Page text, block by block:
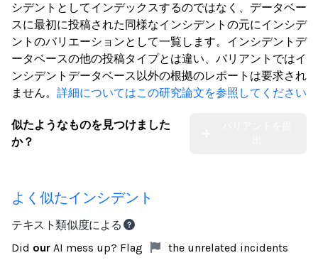
シデントとしてインデックスするのではなく、データベー
スに最初に投稿された同様なインシデントの元にインシデ
ントのバリエーションとして一覧します。インシデントデ
ータベースの他の投稿タイプとは違い、バリアントではイ
ンシデントデータベース以外の根拠のレポートは要求され
ません。 詳細についてはこの研究論文を参照してください
似たようなものを見つけました
か？
よく似たインシデント
テキスト類似度による
Did our AI mess up? Flag the unrelated incidents